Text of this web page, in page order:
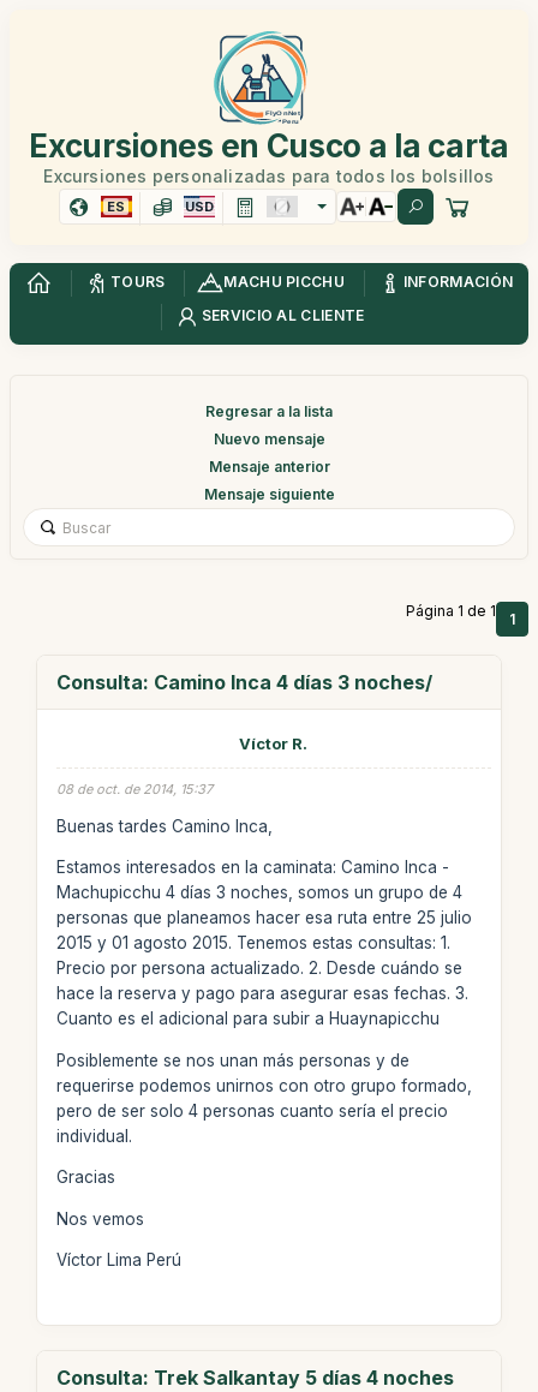
Excursiones en Cusco a la carta
Excursiones personalizadas para todos los bolsillos
ES USD
TOURS MACHU PICCHU
INFORMACIÓN
SERVICIO AL CLIENTE
Regresar a la lista
Nuevo mensaje
Mensaje anterior
Mensaje siguiente
Página 1 de 1 1
Consulta: Camino Inca 4 días 3 noches/
Víctor R.
08 de oct. de 2014, 15:37
Buenas tardes Camino Inca,
Estamos interesados en la caminata: Camino Inca -
Machupicchu 4 días 3 noches, somos un grupo de 4
personas que planeamos hacer esa ruta entre 25 julio
2015 y 01 agosto 2015. Tenemos estas consultas: 1.
Precio por persona actualizado. 2. Desde cuándo se
hace la reserva y pago para asegurar esas fechas. 3.
Cuanto es el adicional para subir a Huaynapicchu
Posiblemente se nos unan más personas y de
requerirse podemos unirnos con otro grupo formado,
pero de ser solo 4 personas cuanto sería el precio
individual.
Gracias
Nos vemos
Víctor Lima Perú
Consulta: Trek Salkantay 5 días 4 noches